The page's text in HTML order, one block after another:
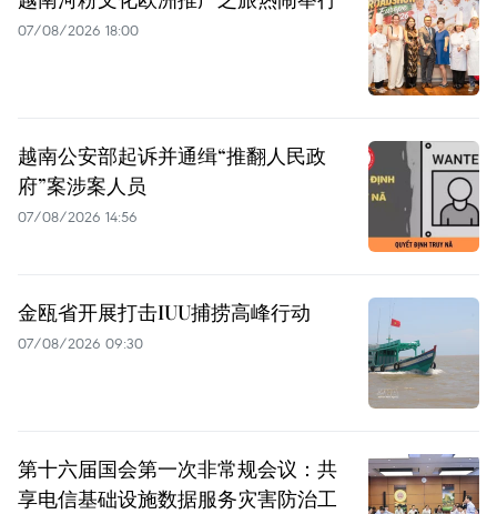
07/08/2026 18:00
越南公安部起诉并通缉“推翻人民政
府”案涉案人员
07/08/2026 14:56
金瓯省开展打击IUU捕捞高峰行动
07/08/2026 09:30
第十六届国会第一次非常规会议：共
享电信基础设施数据服务灾害防治工